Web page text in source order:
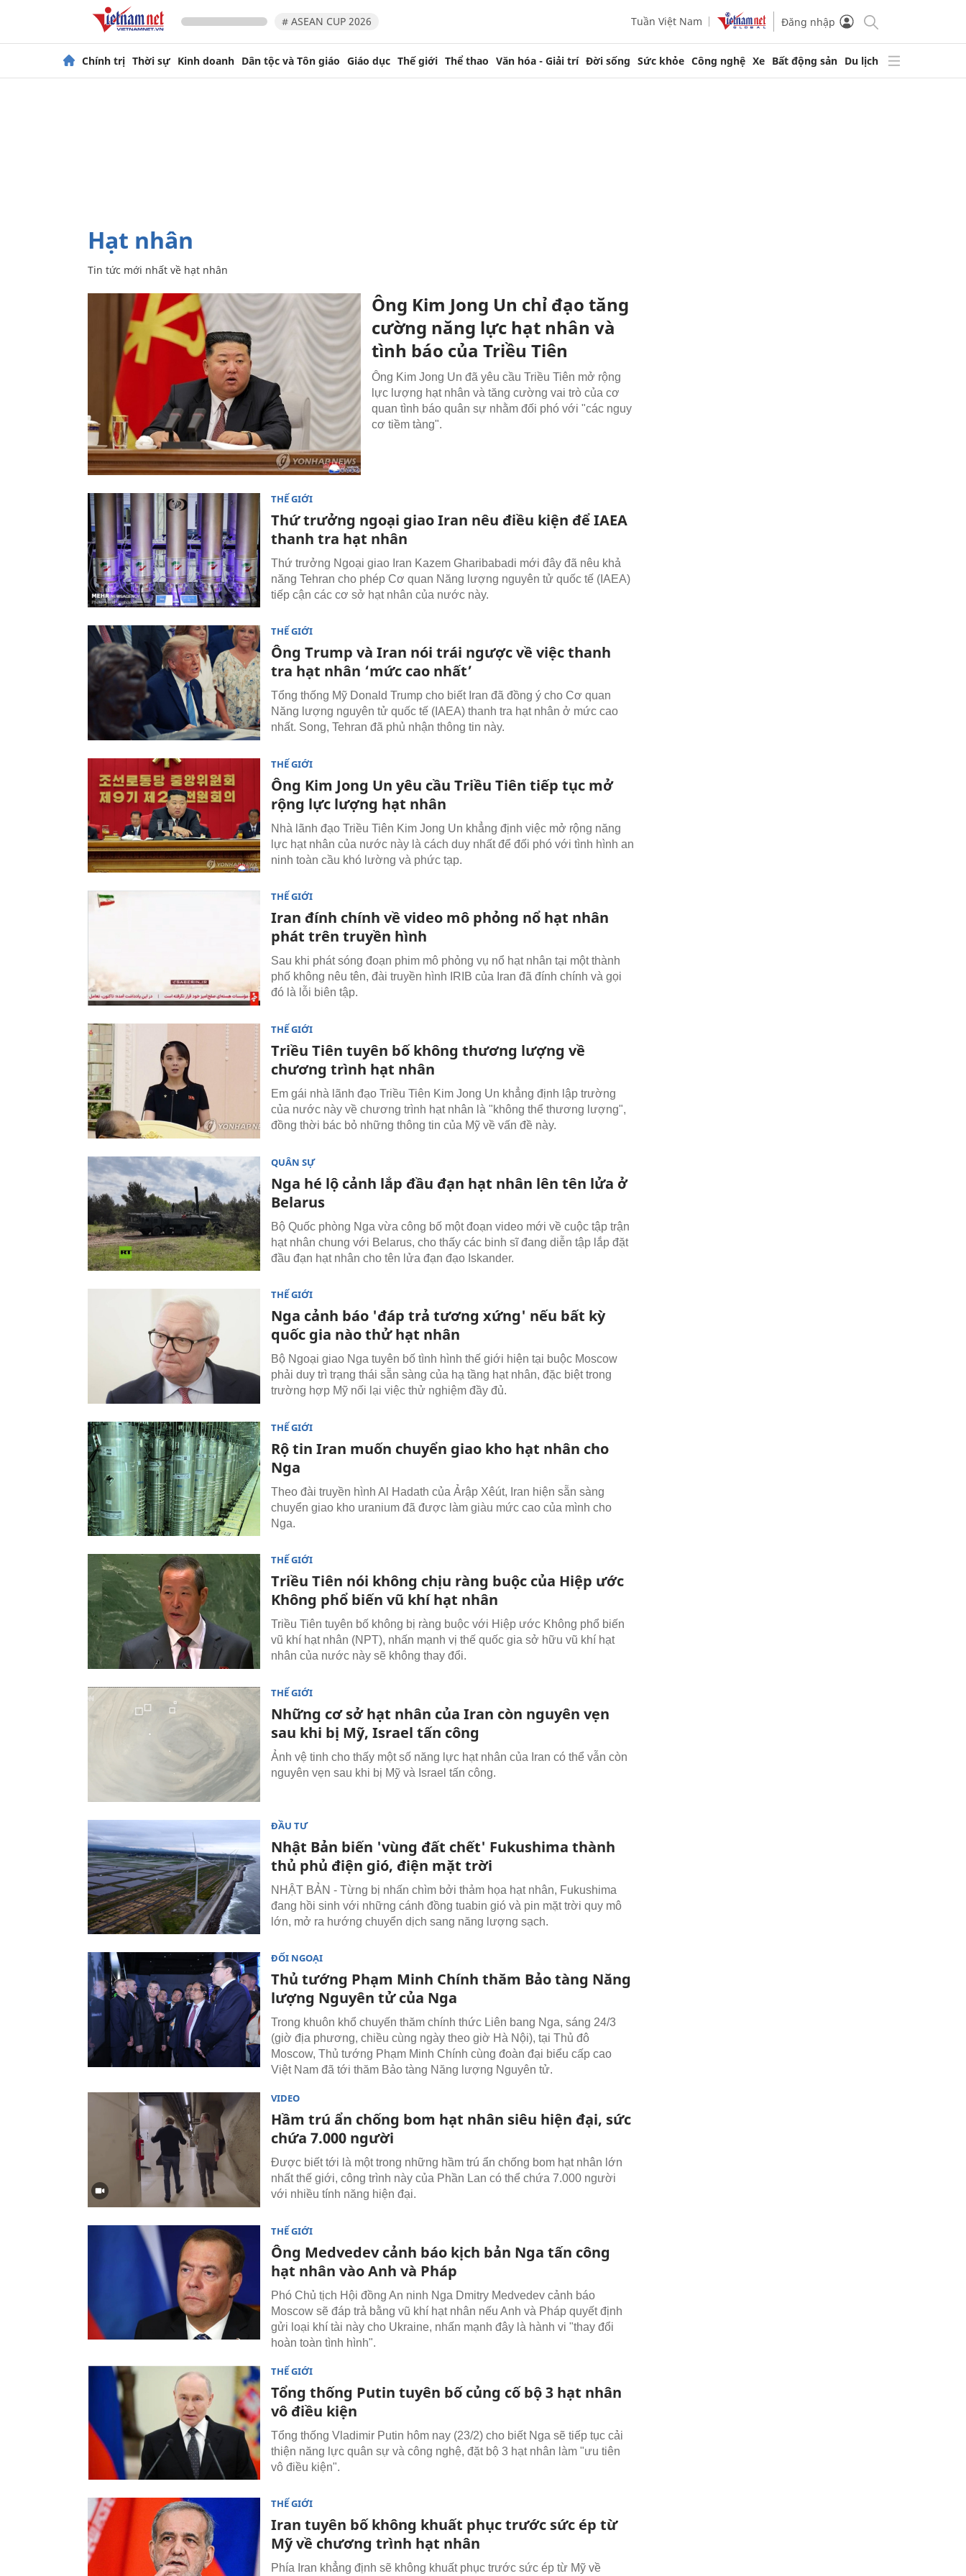
# ASEAN CUP 2026 Tuần Việt Nam Đăng nhập
Chính trị Thời sự Kinh doanh Dân tộc và Tôn giáo Giáo dục Thế giới Thể thao Văn hóa - Giải trí Đời sống Sức khỏe Công nghệ Xe Bất động sản Du lịch
hạt nhân
Tin tức mới nhất về hạt nhân
Ông Kim Jong Un chỉ đạo tăng
cường năng lực hạt nhân và
tình báo của Triều Tiên
Ông Kim Jong Un đã yêu cầu Triều Tiên mở rộng
lực lượng hạt nhân và tăng cường vai trò của cơ
quan tình báo quân sự nhằm đối phó với "các nguy
cơ tiềm tàng".
THẾ GIỚI
Thứ trưởng ngoại giao Iran nêu điều kiện để IAEA
thanh tra hạt nhân
Thứ trưởng Ngoại giao Iran Kazem Gharibabadi mới đây đã nêu khả
năng Tehran cho phép Cơ quan Năng lượng nguyên tử quốc tế (IAEA)
tiếp cận các cơ sở hạt nhân của nước này.
THẾ GIỚI
Ông Trump và Iran nói trái ngược về việc thanh
tra hạt nhân ‘mức cao nhất’
Tổng thống Mỹ Donald Trump cho biết Iran đã đồng ý cho Cơ quan
Năng lượng nguyên tử quốc tế (IAEA) thanh tra hạt nhân ở mức cao
nhất. Song, Tehran đã phủ nhận thông tin này.
THẾ GIỚI
Ông Kim Jong Un yêu cầu Triều Tiên tiếp tục mở
rộng lực lượng hạt nhân
Nhà lãnh đạo Triều Tiên Kim Jong Un khẳng định việc mở rộng năng
lực hạt nhân của nước này là cách duy nhất để đối phó với tình hình an
ninh toàn cầu khó lường và phức tạp.
THẾ GIỚI
Iran đính chính về video mô phỏng nổ hạt nhân
phát trên truyền hình
Sau khi phát sóng đoạn phim mô phỏng vụ nổ hạt nhân tại một thành
phố không nêu tên, đài truyền hình IRIB của Iran đã đính chính và gọi
đó là lỗi biên tập.
THẾ GIỚI
Triều Tiên tuyên bố không thương lượng về
chương trình hạt nhân
Em gái nhà lãnh đạo Triều Tiên Kim Jong Un khẳng định lập trường
của nước này về chương trình hạt nhân là "không thể thương lượng",
đồng thời bác bỏ những thông tin của Mỹ về vấn đề này.
QUÂN SỰ
Nga hé lộ cảnh lắp đầu đạn hạt nhân lên tên lửa ở
Belarus
Bộ Quốc phòng Nga vừa công bố một đoạn video mới về cuộc tập trận
hạt nhân chung với Belarus, cho thấy các binh sĩ đang diễn tập lắp đặt
đầu đạn hạt nhân cho tên lửa đạn đạo Iskander.
THẾ GIỚI
Nga cảnh báo 'đáp trả tương xứng' nếu bất kỳ
quốc gia nào thử hạt nhân
Bộ Ngoại giao Nga tuyên bố tình hình thế giới hiện tại buộc Moscow
phải duy trì trạng thái sẵn sàng của hạ tầng hạt nhân, đặc biệt trong
trường hợp Mỹ nối lại việc thử nghiệm đầy đủ.
THẾ GIỚI
Rộ tin Iran muốn chuyển giao kho hạt nhân cho
Nga
Theo đài truyền hình Al Hadath của Ảrập Xêút, Iran hiện sẵn sàng
chuyển giao kho uranium đã được làm giàu mức cao của mình cho
Nga.
THẾ GIỚI
Triều Tiên nói không chịu ràng buộc của Hiệp ước
Không phổ biến vũ khí hạt nhân
Triều Tiên tuyên bố không bị ràng buộc với Hiệp ước Không phổ biến
vũ khí hạt nhân (NPT), nhấn mạnh vị thế quốc gia sở hữu vũ khí hạt
nhân của nước này sẽ không thay đổi.
THẾ GIỚI
Những cơ sở hạt nhân của Iran còn nguyên vẹn
sau khi bị Mỹ, Israel tấn công
Ảnh vệ tinh cho thấy một số năng lực hạt nhân của Iran có thể vẫn còn
nguyên vẹn sau khi bị Mỹ và Israel tấn công.
ĐẦU TƯ
Nhật Bản biến 'vùng đất chết' Fukushima thành
thủ phủ điện gió, điện mặt trời
NHẬT BẢN - Từng bị nhấn chìm bởi thảm họa hạt nhân, Fukushima
đang hồi sinh với những cánh đồng tuabin gió và pin mặt trời quy mô
lớn, mở ra hướng chuyển dịch sang năng lượng sạch.
ĐỐI NGOẠI
Thủ tướng Phạm Minh Chính thăm Bảo tàng Năng
lượng Nguyên tử của Nga
Trong khuôn khổ chuyến thăm chính thức Liên bang Nga, sáng 24/3
(giờ địa phương, chiều cùng ngày theo giờ Hà Nội), tại Thủ đô
Moscow, Thủ tướng Phạm Minh Chính cùng đoàn đại biểu cấp cao
Việt Nam đã tới thăm Bảo tàng Năng lượng Nguyên tử.
VIDEO
Hầm trú ẩn chống bom hạt nhân siêu hiện đại, sức
chứa 7.000 người
Được biết tới là một trong những hầm trú ẩn chống bom hạt nhân lớn
nhất thế giới, công trình này của Phần Lan có thể chứa 7.000 người
với nhiều tính năng hiện đại.
THẾ GIỚI
Ông Medvedev cảnh báo kịch bản Nga tấn công
hạt nhân vào Anh và Pháp
Phó Chủ tịch Hội đồng An ninh Nga Dmitry Medvedev cảnh báo
Moscow sẽ đáp trả bằng vũ khí hạt nhân nếu Anh và Pháp quyết định
gửi loại khí tài này cho Ukraine, nhấn mạnh đây là hành vi "thay đổi
hoàn toàn tình hình".
THẾ GIỚI
Tổng thống Putin tuyên bố củng cố bộ 3 hạt nhân
vô điều kiện
Tổng thống Vladimir Putin hôm nay (23/2) cho biết Nga sẽ tiếp tục cải
thiện năng lực quân sự và công nghệ, đặt bộ 3 hạt nhân làm "ưu tiên
vô điều kiện".
THẾ GIỚI
Iran tuyên bố không khuất phục trước sức ép từ
Mỹ về chương trình hạt nhân
Phía Iran khẳng định sẽ không khuất phục trước sức ép từ Mỹ về